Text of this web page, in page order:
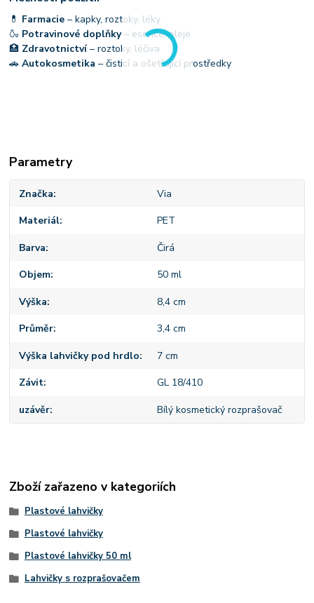
💊 Farmacie – kapky, roztoky, léky
🍶 Potravinové doplňky– esence, oleje
🏥 Zdravotnictví– roztoky, léčiva
🚗Autokosmetika – čisticí a ošetřující prostředky
Parametry
Značka Via
Materiál PET
Barva Čirá
Objem 50 ml
Výška 8,4 cm
Průměr 3,4 cm
Výška lahvičky pod hrdlo 7 cm
Závit GL 18/410
uzávěr Bílý kosmetický rozprašovač
Zboží zařazeno v kategoriích
Plastové lahvičky
Plastové lahvičky
Plastové lahvičky 50 ml
Lahvičky s rozprašovačem